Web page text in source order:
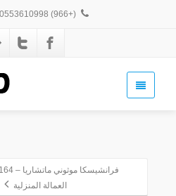
(+966) 0553610998
فرانشيسكا موثوني ماتشاريا – K1164
العمالة المنزلية